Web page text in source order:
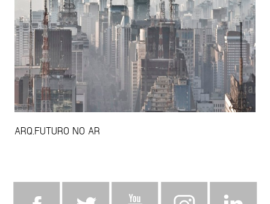
ARQ.FUTURO NO AR